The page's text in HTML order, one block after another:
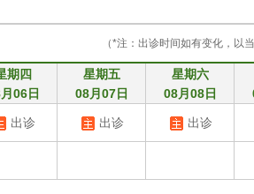
（*注：出诊时间如有变化，以
期四
06日
星期五
08月07日
星期六
08月08日
出诊 出诊 出诊